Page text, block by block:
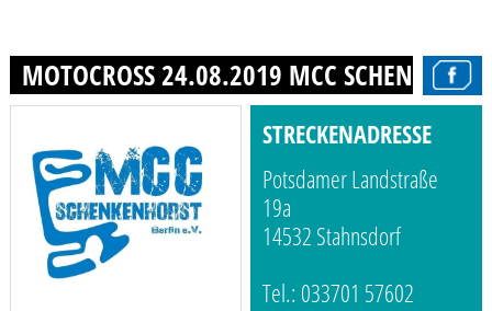
MOTOCROSS 24.08.2019 MCC
STRECKENADRESSE
Potsdamer Landstraße
19a
14532 Stahnsdorf
Tel.: 033701 57602